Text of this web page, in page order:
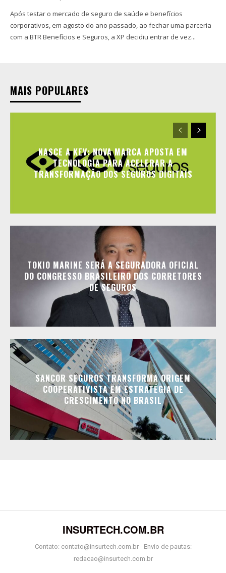
Após testar o mercado de seguro de saúde e benefícios
corporativos, em agosto do ano passado, ao fechar uma parceria
com a BTR Benefícios e Seguros, a XP decidiu entrar de vez...
MAIS POPULARES
NASCE A KEV: NOVA MARCA APOSTA EM
TECNOLOGIA PARA ACELERAR A
TRANSFORMAÇÃO DOS SEGUROS DIGITAIS
TOKIO MARINE SERÁ A SEGURADORA OFICIAL
DO CONGRESSO BRASILEIRO DOS CORRETORES
DE SEGUROS
SANCOR SEGUROS TRANSFORMA ORIGEM
COOPERATIVISTA EM ESTRATÉGIA DE
CRESCIMENTO NO BRASIL
INSURTECH.COM.BR
Contato: contato@insurtech.com.br - Envio de pautas:
redacao@insurtech.com.br